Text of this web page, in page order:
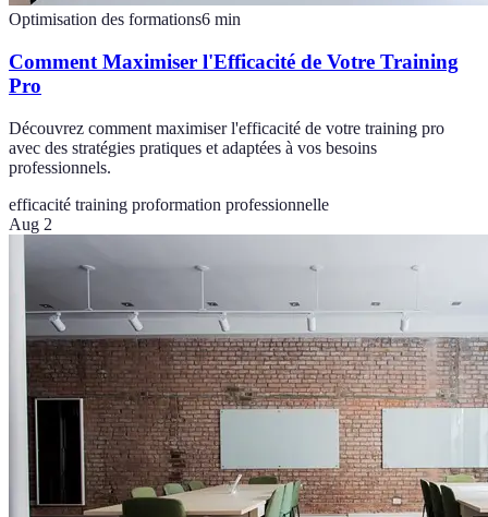
Optimisation des formations6 min
Comment Maximiser l'Efficacité de Votre Training
Pro
Découvrez comment maximiser l'efficacité de votre training pro
avec des stratégies pratiques et adaptées à vos besoins
professionnels.
efficacité training proformation professionnelle
Aug 2